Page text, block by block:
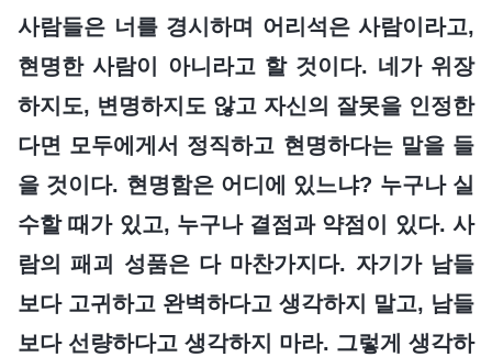
사람들은 너를 경시하며 어리석은 사람이라고,
현명한 사람이 아니라고 할 것이다. 네가 위장
하지도, 변명하지도 않고 자신의 잘못을 인정한
다면 모두에게서 정직하고 현명하다는 말을 들
을 것이다. 현명함은 어디에 있느냐? 누구나 실
수할 때가 있고, 누구나 결점과 약점이 있다. 사
람의 패괴 성품은 다 마찬가지다. 자기가 남들
보다 고귀하고 완벽하다고 생각하지 말고, 남들
보다 선량하다고 생각하지 마라. 그렇게 생각하